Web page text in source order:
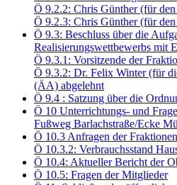
Ö 9.2.2: Chris Günther (für
Ö 9.2.3: Chris Günther (für
Ö 9.3: Beschluss über die
Realisierungswettbewerbs mit
Ö 9.3.1: Vorsitzende der
Ö 9.3.2: Dr. Felix Winter (für
(ÄA) abgelehnt
Ö 9.4 : Satzung über die
Ö 10 Unterrichtungs- und
Fußweg Barlachstraße/Ecke
Ö 10.3 Anfragen der
Ö 10.3.2: Verbrauchsstand
Ö 10.4: Aktueller Bericht der
Ö 10.5: Fragen der Mitglieder